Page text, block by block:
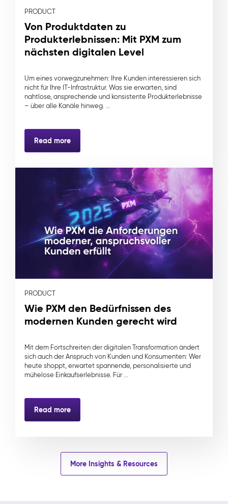
PRODUCT
Von Produktdaten zu
Produkterlebnissen: Mit PXM zum
nächsten digitalen Level
Um eines vorwegzunehmen: Ihre Kunden interessieren sich
nicht für Ihre IT-Infrastruktur. Was sie erwarten, sind
nahtlose, ansprechende und konsistente Produkterlebnisse
– über alle Kanäle hinweg. ...
Read more
PRODUCT
Wie PXM den Bedürfnissen des
modernen Kunden gerecht wird
Mit dem Fortschreiten der digitalen Transformation ändert
sich auch der Anspruch von Kunden und Konsumenten: Wer
heute shoppt, erwartet spannende, personalisierte und
mühelose Einkaufserlebnisse. Für ...
Read more
More Insights & Resources